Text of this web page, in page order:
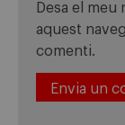
Desa el
aquest
comenti.